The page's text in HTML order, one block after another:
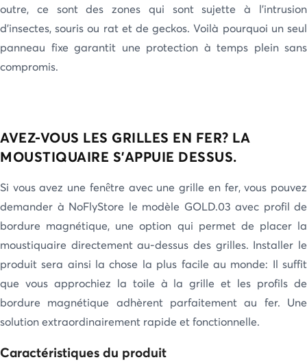
outre, ce sont des zones qui sont sujette à l’intrusion
d’insectes, souris ou rat et de geckos. Voilà pourquoi un seul
panneau fixe garantit une protection à temps plein sans
compromis.
AVEZ-VOUS LES GRILLES EN FER? LA
MOUSTIQUAIRE S’APPUIE DESSUS.
Si vous avez une fenêtre avec une grille en fer, vous pouvez
demander à NoFlyStore le modèle GOLD.03 avec profil de
bordure magnétique, une option qui permet de placer la
moustiquaire directement au-dessus des grilles. Installer le
produit sera ainsi la chose la plus facile au monde: Il suffit
que vous approchiez la toile à la grille et les profils de
bordure magnétique adhèrent parfaitement au fer. Une
solution extraordinairement rapide et fonctionnelle.
Caractéristiques du produit